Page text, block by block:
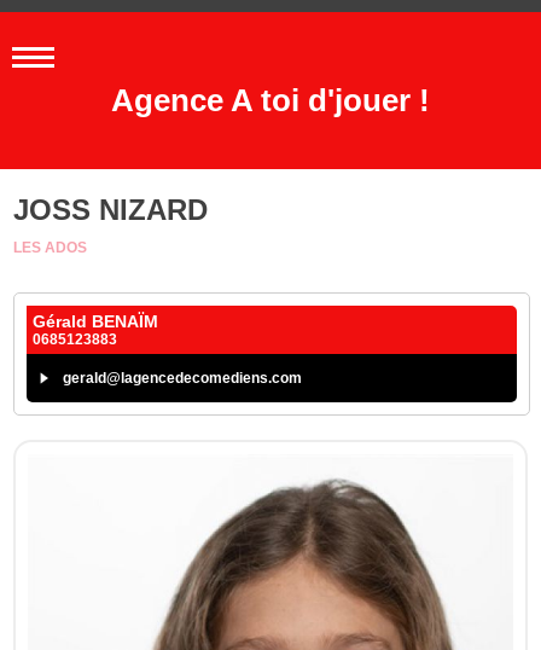
Agence A toi d'jouer !
JOSS NIZARD
LES ADOS
Gérald BENAÏM
0685123883
gerald@lagencedecomediens.com